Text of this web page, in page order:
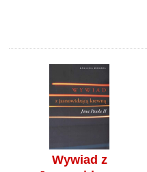
Wywiad z